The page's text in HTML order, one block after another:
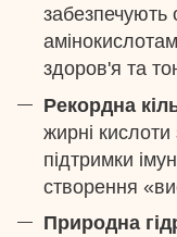
забезпечують
здоров'я та
Рекордна
жирні кислоти
підтримки
створення
Природна